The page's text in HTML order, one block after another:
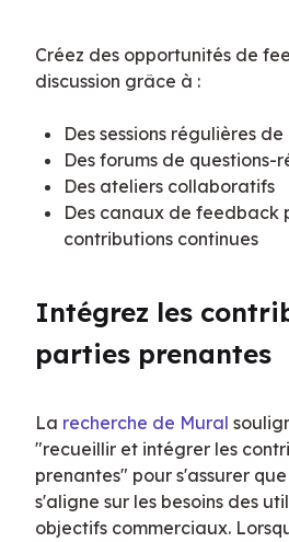
Créez des opportunités de
discussion grâce à :
Des sessions régulières
Des forums de questions-
Des ateliers collaboratifs
Des canaux de feedback
contributions continues
Intégrez les
parties prenantes
La recherche de Mural
"recueillir et intégrer les
prenantes" pour s'assurer
s'aligne sur les besoins des
objectifs commerciaux.